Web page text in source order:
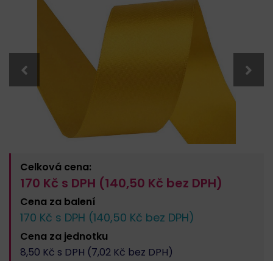
Celková cena:
170 Kč s DPH (140,50 Kč bez DPH)
Cena za balení
170 Kč s DPH (140,50 Kč bez DPH)
Cena za jednotku
8,50 Kč s DPH (7,02 Kč bez DPH)